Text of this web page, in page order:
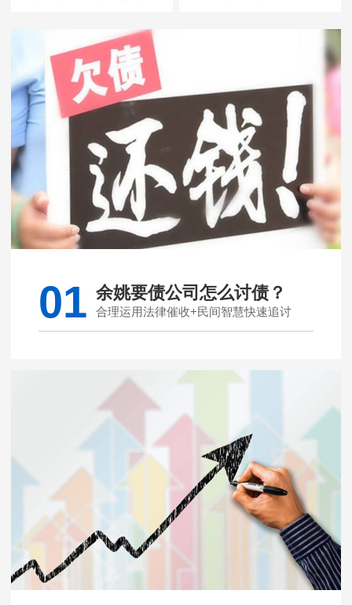
01 余姚要债公司怎么讨债？
合理运用法律催收+民间智慧快速追讨